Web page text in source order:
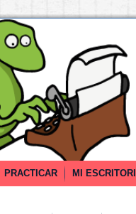
PRACTICAR MI